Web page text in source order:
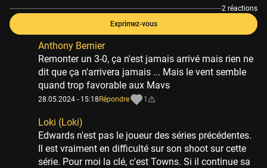
2 réactions
Exprimez-vous
Anthony Bernier
Remonter un 3-0, ça n'est jamais arrivé mais rien ne
dit que ça n'arrivera jamais ... Mais le vent semble
quand trop favorable aux Mavs
28.05.2024 - 15:18 Répondre 1
Loki (Loki)
Edwards n'est pas le joueur des séries précédentes.
Il est vraiment en difficulté sur son shoot sur cette
série. Pour moi la clé, c'est Towns. Si il continue sa